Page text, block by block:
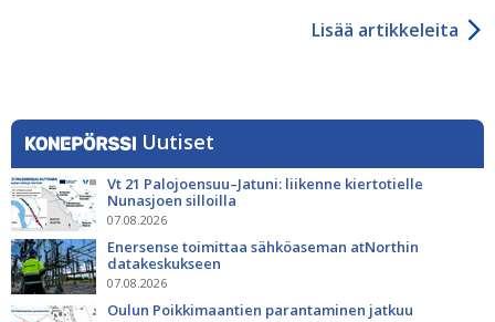
Lisää artikkeleita
Uutiset
Vt 21 Palojoensuu–Jatuni: liikenne kiertotielle
Nunasjoen silloilla
07.08.2026
Enersense toimittaa sähköaseman atNorthin
datakeskukseen
07.08.2026
Oulun Poikkimaantien parantaminen jatkuu